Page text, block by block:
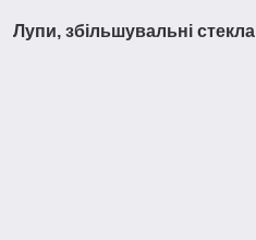
Лупи, збільшувальні стекла